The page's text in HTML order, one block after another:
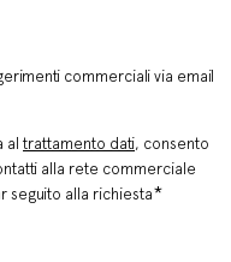
commerciali via email
al trattamento dati, consento
alla rete commerciale
seguito alla richiesta*